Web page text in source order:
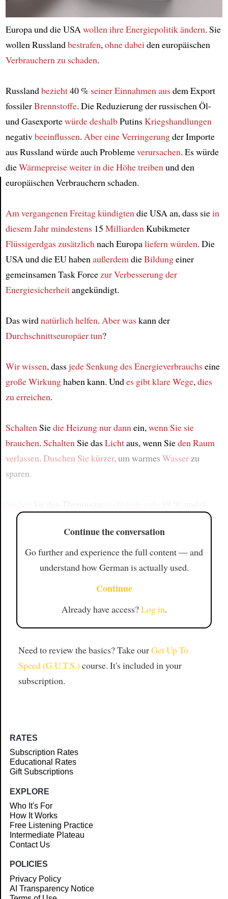
Europa und die USAwollenihre Energiepolitik ändern. Sie
wollen Russlandbestrafen,ohnedabeiden europäischen
Verbrauchernzu schaden.
Russlandbezieht40 % seiner Einnahmenausdem Export
fossilerBrennstoffe. Die Reduzierung der russischen Öl-
und Gasexportewürde deshalbPutinsKriegshandlungen
negativbeeinflussen. Aber eine Verringerungder Importe
aus Russland würde auch Problemeverursachen. Es würde
dieWärmepreiseweiter in die Höhe treibenund den
europäischen Verbrauchern schaden.
Am vergangenen Freitagkündigtendie USA an, dass siein
diesem Jahrmindestens15 MilliardenKubikmeter
Flüssigerdgaszusätzlichnach Europaliefern würden. Die
USA und die EU habenaußerdemdieBildungeiner
gemeinsamen Task Forcezur Verbesserung der
Energiesicherheitangekündigt.
Das wirdnatürlichhelfen. Aber waskann der
Durchschnittseuropäertun?
Wir wissen, dassjede Senkung des Energieverbrauchseine
große Wirkunghaben kann. Undes gibtklare Wege,dies
zu erreichen.
SchaltenSiedie Heizungnur dannein,wenn Sie sie
brauchen. SchaltenSie dasLichtaus, wenn Sieden Raum
verlassen. Duschen Sie kürzer, um warmes Wasserzu
sparen.
Continue the conversation
Go further and experience the full content — and
understand how German is actually used.
Continue
Already have access?Log in.
Need to review the basics? Take ourGet Up To
Speed (G.U.T.S.) course. It's included in your
subscription.
RATES
Subscription Rates
Educational Rates
Gift Subscriptions
EXPLORE
Who It's For
How It Works
Free Listening Practice
Intermediate Plateau
Contact Us
POLICIES
Privacy Policy
AI Transparency Notice